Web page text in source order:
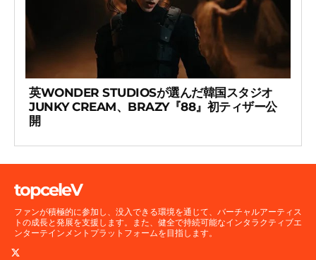
英WONDER STUDIOSが選んだ韓国スタジオ
JUNKY CREAM、BRAZY『88』初ティザー公
開
topceleV
ファンが積極的に参加し、没入できる環境を通じて、バーチャルアーティス
トの成長と発展を支援します。また、健全で持続可能なインタラクティブエ
ンターテインメントプラットフォームを目指します。